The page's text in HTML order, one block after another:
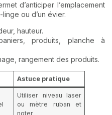
d’anticiper l’emplacement
ou d’un évier.
hauteur.
produits, planche à
rangement des produits.
Astuce pratique
Utiliser niveau laser
ou mètre ruban et
noter